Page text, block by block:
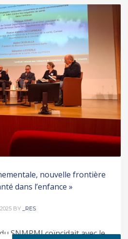
nouvelle frontière
dans l’enfance »
BY _RES
SNMPMI coïncidait avec le